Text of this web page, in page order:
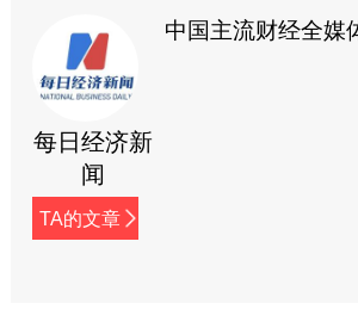
每日经济新
闻
TA的文章
中国主流财经全媒